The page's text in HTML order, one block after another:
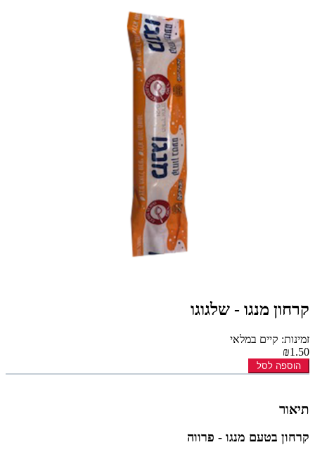
קרחון מנגו - שלגוגו
זמינות: קיים במלאי
₪1.50
הוספה לסל
תיאור
קרחון בטעם מנגו - פרווה